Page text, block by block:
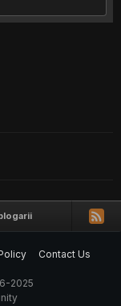
Contact Us
2025